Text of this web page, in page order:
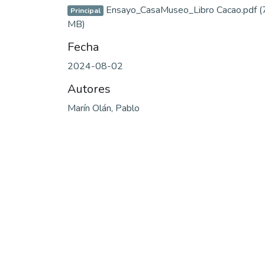
Principal Ensayo_CasaMuseo_Libro Cacao.pdf
MB)
Fecha
2024-08-02
Autores
Marín Olán, Pablo